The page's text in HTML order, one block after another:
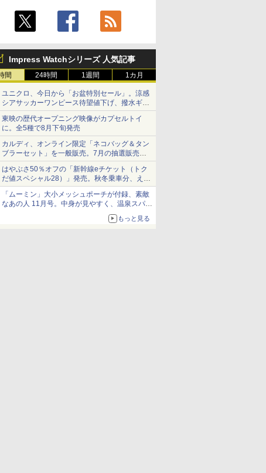
Impress Watchシリーズ 人気記事
間 24時間 1週間 1カ月
ユニクロ、今日から「お盆特別セール」。涼感
シアサッカーワンピース待望値下げ、撥水ギア
ショーツは1990円に
東映の歴代オープニング映像がカプセルトイ
に。全5種で8月下旬発売
カルディ、オンライン限定「ネコバッグ＆タン
ブラーセット」を一般販売。7月の抽選販売の
当選無効分
はやぶさ50％オフの「新幹線eチケット（トク
だ値スペシャル28）」発売。秋冬乗車分、えき
ねっと限定
「ムーミン」大小メッシュポーチが付録、素敵
なあの人 11月号。中身が見やすく、温泉スパに
もっと見る